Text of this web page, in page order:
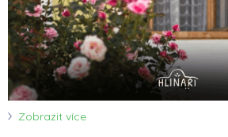
Zobrazit více